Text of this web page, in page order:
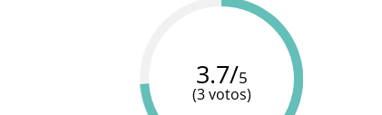
3.7/5
(3 votos)